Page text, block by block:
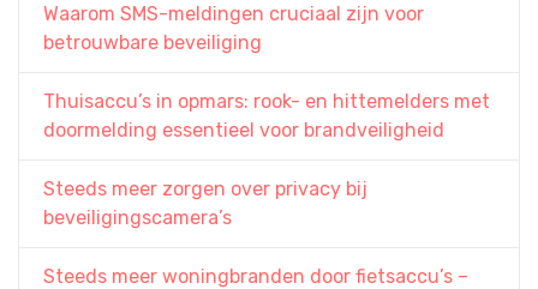
Waarom SMS-meldingen cruciaal zijn voor
betrouwbare beveiliging
Thuisaccu’s in opmars: rook- en hittemelders met
doormelding essentieel voor brandveiligheid
Steeds meer zorgen over privacy bij
beveiligingscamera’s
Steeds meer woningbranden door fietsaccu’s –